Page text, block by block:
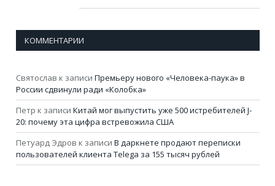
КОММЕНТАРИИ
Святослав к записи Премьеру нового «Человека-паука» в
России сдвинули ради «Колобка»
Петр к записи Китай мог выпустить уже 500 истребителей J-
20: почему эта цифра встревожила США
Петуард Эдров к записи В даркнете продают переписки
пользователей клиента Telega за 155 тысяч рублей